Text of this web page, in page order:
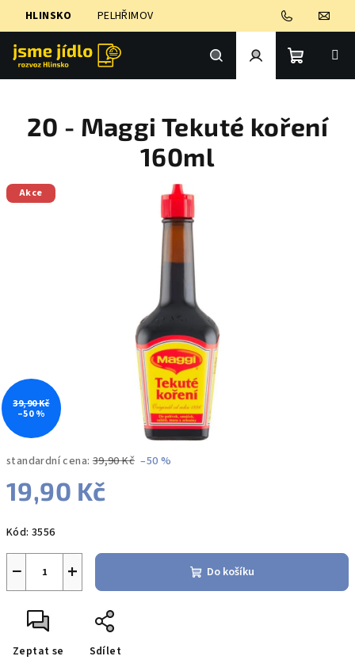
HLINSKO PELHŘIMOV
Hledat PřihlášeníNákupní
košík
standardní cena: 39,90 Kč –50 %
19,90 Kč
cena:
Kód: 3556
+
− Do košíku
Zeptat se Sdílet
20 - Maggi Tekuté koření
160ml
Akce
39,90 Kč
–50 %